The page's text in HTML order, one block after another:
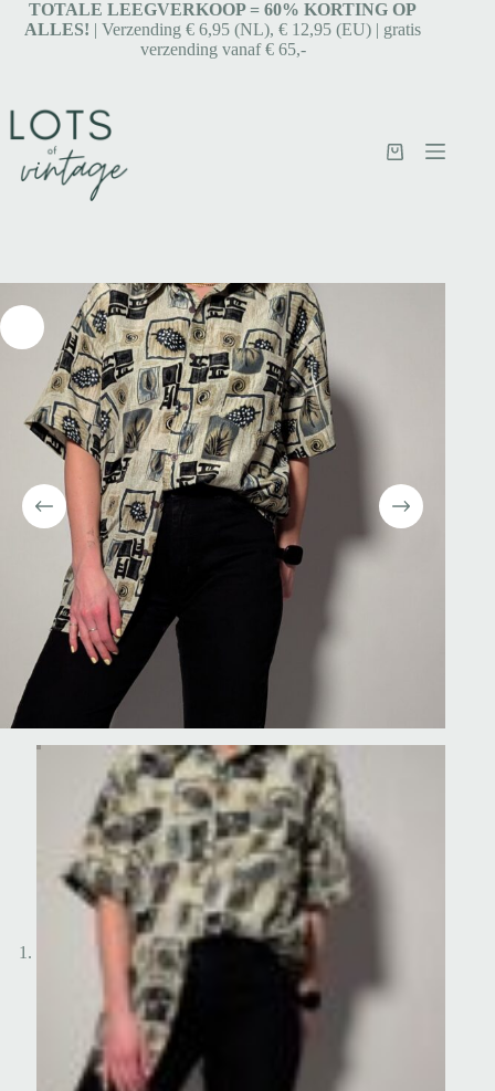
TOTALE LEEGVERKOOP = 60% KORTING OP
ALLES! | Verzending € 6,95 (NL), € 12,95 (EU) | gratis
verzending vanaf € 65,-